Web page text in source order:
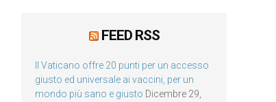
FEED RSS
Il Vaticano offre 20 punti per un accesso
giusto ed universale ai vaccini, per un
mondo più sano e giusto Dicembre 29,